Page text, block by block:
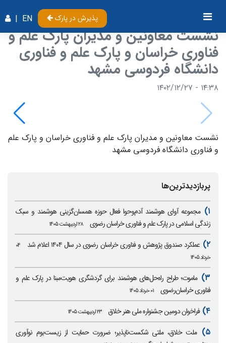
EN
| پذیرش در پارک
نشست معاونین و مدیران پارک‌ علم و
فناوری خراسان و پارک علم و فناوری
دانشگاه فردوسی مشهد
۱۴:۳۸ - ۱۴۰۲/۱۲/۲۷
نشست معاونین و مدیران پارک‌ علم و فناوری خراسان و پارک علم
و فناوری دانشگاه فردوسی مشهد
پربازدیدترین‌ها
۱)
مجموعه آوای هوشمند آدم‌وحوا فعال حوزه همسان‌گزینی هوشمند و سبک
زندگی اسلامی در پارک علم و فناوری خراسان رضوی
۲۸ اردیبهشت ۱۴۰۵
۲) عملکرد صندوق پژوهش و فناوری خراسان رضوی در سال ۱۴۰۴ اعلام شد
۰۴
خرداد ۱۴۰۵
۳)
ماموت؛ طراح راه‌حل‌های هوشمند برای گردشگری هویت‌مبنا در پارک علم و
فناوری خراسان‌رضوی
۰۱ خرداد ۱۴۰۵
۴) فراخوان دومین جشنواره ملی هنر خلاق ۲۳ اردیبهشت ۱۴۰۵
۵)
ملت خلاق، ملتی شکست‌ناپذیر؛ ضرورت حمایت از زیست‌بوم نوآوری